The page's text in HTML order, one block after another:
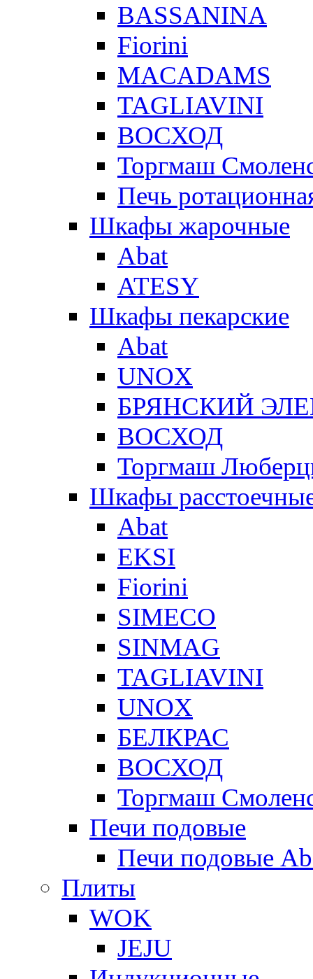
BASSANINA
Fiorini
MACADAMS
TAGLIAVINI
ВОСХОД
Торгмаш
Печь
Шкафы жарочные
Abat
ATESY
Шкафы пекарские
Abat
UNOX
БРЯНСКИЙ
ВОСХОД
Торгмаш
Шкафы
Abat
EKSI
Fiorini
SIMECO
SINMAG
TAGLIAVINI
UNOX
БЕЛКРАС
ВОСХОД
Торгмаш
Печи подовые
Печи подовые
Плиты
WOK
JEJU